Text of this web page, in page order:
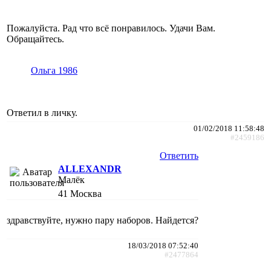
Пожалуйста. Рад что всё понравилось. Удачи Вам.
Обращайтесь.
Ольга 1986
Ответил в личку.
01/02/2018 11:58:48
#2459186
Ответить
ALLEXANDR
Малёк
41 Москва
здравствуйте, нужно пару наборов. Найдется?
18/03/2018 07:52:40
#2477864